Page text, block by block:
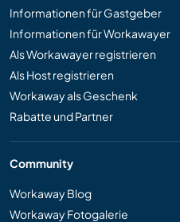
Informationen für Gastgeber
Informationen für Workawayer
Als Workawayer registrieren
Als Host registrieren
Workaway als Geschenk
Rabatte und Partner
Community
Workaway Blog
Workaway Fotogalerie